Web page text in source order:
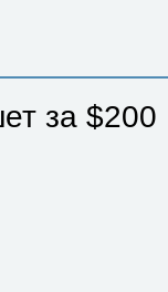
за $200